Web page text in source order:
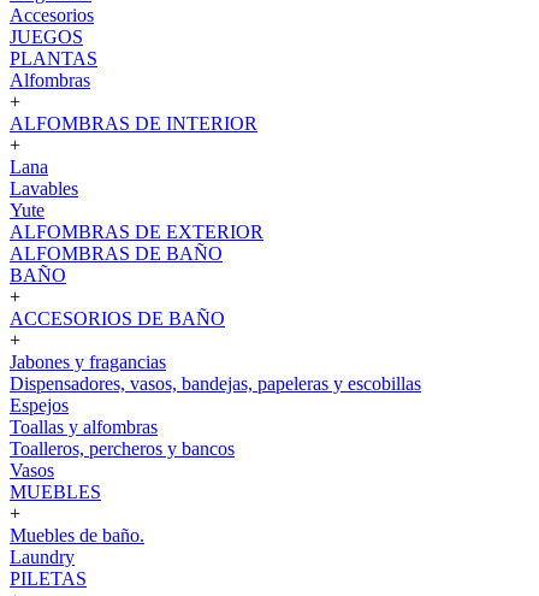
Accesorios
JUEGOS
PLANTAS
Alfombras
+
ALFOMBRAS DE INTERIOR
+
Lana
Lavables
Yute
ALFOMBRAS DE EXTERIOR
ALFOMBRAS DE BAÑO
BAÑO
+
ACCESORIOS DE BAÑO
+
Jabones y fragancias
Dispensadores, vasos, bandejas, papeleras y escobillas
Espejos
Toallas y alfombras
Toalleros, percheros y bancos
Vasos
MUEBLES
+
Muebles de baño.
Laundry
PILETAS